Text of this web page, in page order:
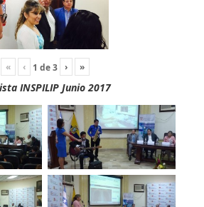
« ‹ 1 de3 › »
INSPILIP Junio 2017